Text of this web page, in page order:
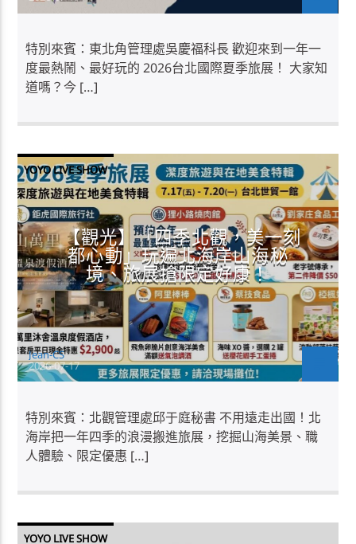
特別來賓：東北角管理處吳慶福科長 歡迎來到一年一
度最熱鬧、最好玩的 2026台北國際夏季旅展！ 大家知
道嗎？今 […]
YOYO LIVE SHOW
【觀光】「四季北觀，美一刻
都心動」玩遍北海岸山海秘
境、旅展搶限定好康！
Jean-CS
2026-07-17
特別來賓：北觀管理處邱于庭秘書 不用遠走出國！北
海岸把一年四季的浪漫搬進旅展，挖掘山海美景、職
人體驗、限定優惠 […]
YOYO LIVE SHOW